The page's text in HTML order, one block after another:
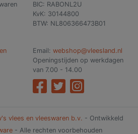
BIC: RABONL2U
KvK: 30144800
BTW: NL806366473B01
Email: webshop@vleesland.nl
Openingstijden op werkdagen
van 7.00 - 14.00
vlees en vleeswaren b.v. - Ontwikkeld
- Alle rechten voorbehouden